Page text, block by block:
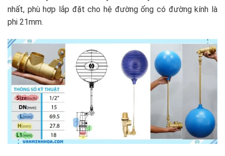
nhất, phù hợp lắp đặt cho hệ đường ống có đường kính là
phi 21mm.